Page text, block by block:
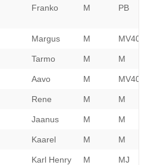
Franko M PB
Margus M MV40
Tarmo M M
Aavo M MV40
Rene M M
Jaanus M M
Kaarel M M
Karl Henry M MJ